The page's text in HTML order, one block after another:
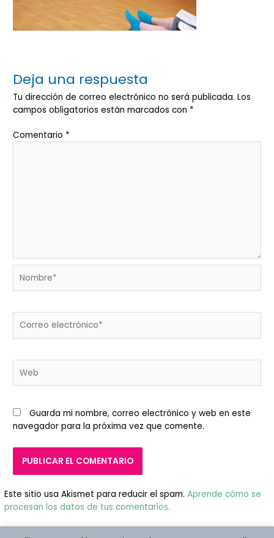
Deja una respuesta
Tu dirección de correo electrónico no será publicada. Los
campos obligatorios están marcados con *
Comentario *
electrónico*
Guarda mi nombre, correo electrónico y web en este
navegador para la próxima vez que comente.
Este sitio usa Akismet para reducir el spam.Aprende cómo se
procesan los datos de tus comentarios.